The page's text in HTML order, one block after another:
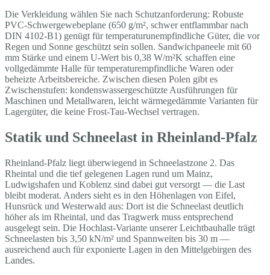
Die Verkleidung wählen Sie nach Schutzanforderung: Robuste
PVC-Schwergewebeplane (650 g/m², schwer entflammbar nach
DIN 4102-B1) genügt für temperaturunempfindliche Güter, die vor
Regen und Sonne geschützt sein sollen. Sandwichpaneele mit 60
mm Stärke und einem U-Wert bis 0,38 W/m²K schaffen eine
vollgedämmte Halle für temperaturempfindliche Waren oder
beheizte Arbeitsbereiche. Zwischen diesen Polen gibt es
Zwischenstufen: kondenswassergeschützte Ausführungen für
Maschinen und Metallwaren, leicht wärmegedämmte Varianten für
Lagergüter, die keine Frost-Tau-Wechsel vertragen.
Statik und Schneelast in Rheinland-Pfalz
Rheinland-Pfalz liegt überwiegend in Schneelastzone 2. Das
Rheintal und die tief gelegenen Lagen rund um Mainz,
Ludwigshafen und Koblenz sind dabei gut versorgt — die Last
bleibt moderat. Anders sieht es in den Höhenlagen von Eifel,
Hunsrück und Westerwald aus: Dort ist die Schneelast deutlich
höher als im Rheintal, und das Tragwerk muss entsprechend
ausgelegt sein. Die Hochlast-Variante unserer Leichtbauhalle trägt
Schneelasten bis 3,50 kN/m² und Spannweiten bis 30 m —
ausreichend auch für exponierte Lagen in den Mittelgebirgen des
Landes.